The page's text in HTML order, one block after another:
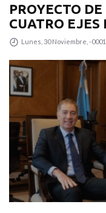
PROYECTO
CUATRO
DESARROLLO
Lunes, 30 Noviembre, -0001